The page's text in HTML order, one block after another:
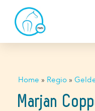
Home » Regio»
Marjan